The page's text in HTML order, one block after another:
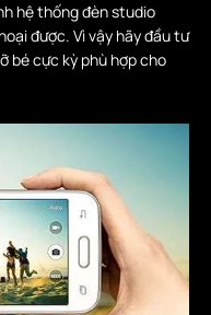
hệ thống đèn studio
được. Vì vậy hãy đầu tư
bé cực kỳ phù hợp cho